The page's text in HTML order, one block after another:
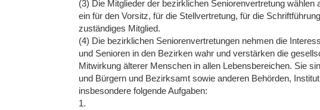
(3) Die Mitglieder der bezirklichen Seniorenvertretung wählen
ein für den Vorsitz, für die Stellvertretung, für die
zuständiges Mitglied.
(4) Die bezirklichen Seniorenvertretungen nehmen die
und Senioren in den Bezirken wahr und verstärken die
Mitwirkung älterer Menschen in allen Lebensbereichen. Sie
und Bürgern und Bezirksamt sowie anderen Behörden,
insbesondere folgende Aufgaben:
1.